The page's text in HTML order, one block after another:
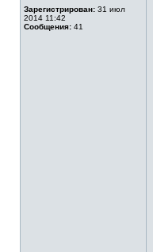
Зарегистрирован: 31 июл
2014 11:42
Сообщения: 41